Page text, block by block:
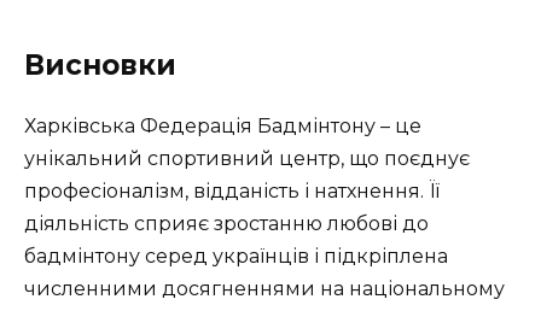
Висновки
Харківська Федерація Бадмінтону – це
унікальний спортивний центр, що поєднує
професіоналізм, відданість і натхнення. Її
діяльність сприяє зростанню любові до
бадмінтону серед українців і підкріплена
численними досягненнями на національному